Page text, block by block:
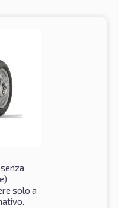
solo a